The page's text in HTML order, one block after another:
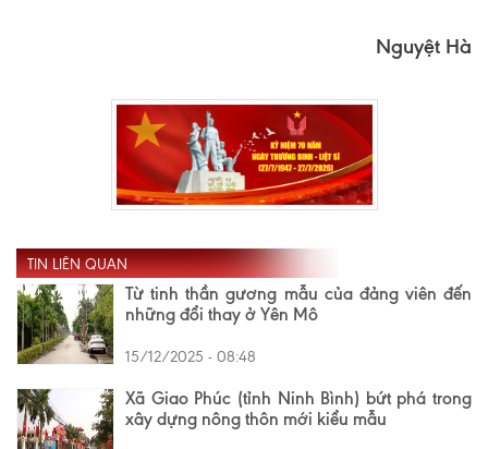
Nguyệt Hà
TIN LIÊN QUAN
Từ tinh thần gương mẫu của đảng viên đến
những đổi thay ở Yên Mô
15/12/2025 - 08:48
Xã Giao Phúc (tỉnh Ninh Bình) bứt phá trong
xây dựng nông thôn mới kiểu mẫu